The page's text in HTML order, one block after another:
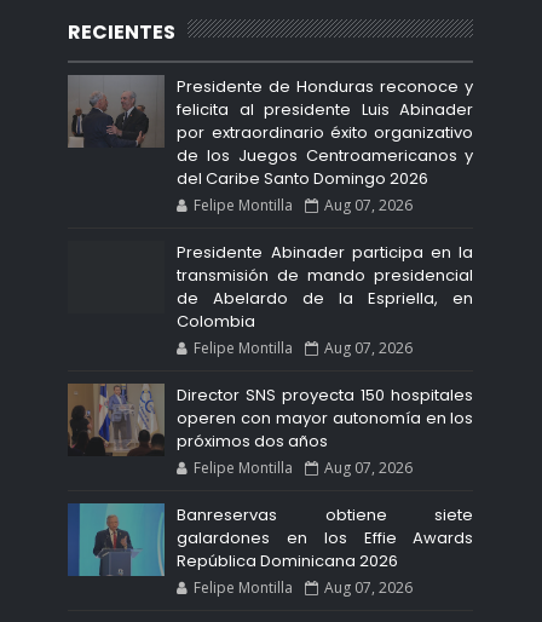
RECIENTES
Presidente de Honduras reconoce y
felicita al presidente Luis Abinader
por extraordinario éxito organizativo
de los Juegos Centroamericanos y
del Caribe Santo Domingo 2026
Felipe Montilla Aug 07, 2026
Presidente Abinader participa en la
transmisión de mando presidencial
de Abelardo de la Espriella, en
Colombia
Felipe Montilla Aug 07, 2026
Director SNS proyecta 150 hospitales
operen con mayor autonomía en los
próximos dos años
Felipe Montilla Aug 07, 2026
Banreservas obtiene siete
galardones en los Effie Awards
República Dominicana 2026
Felipe Montilla Aug 07, 2026